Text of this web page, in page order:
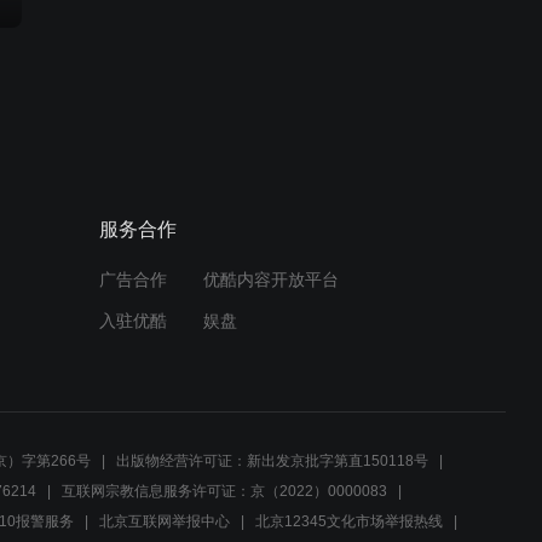
服务合作
广告合作 优酷内容开放平台
入驻优酷 娱盘
）字第266号
出版物经营许可证：新出发京批字第直150118号
互联网宗教信息服务许可证：京（2022）0000083
报警服务
北京互联网举报中心 北京12345文化市场举报热线